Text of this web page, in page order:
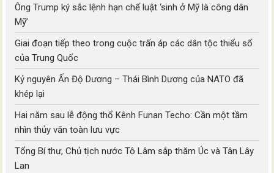
Ông Trump ký sắc lệnh hạn chế luật ‘sinh ở Mỹ là công dân
Mỹ’
Giai đoạn tiếp theo trong cuộc trấn áp các dân tộc thiểu số
của Trung Quốc
Kỷ nguyên Ấn Độ Dương – Thái Bình Dương của NATO đã
khép lại
Hai năm sau lễ động thổ Kênh Funan Techo: Cần một tầm
nhìn thủy văn toàn lưu vực
Tổng Bí thư, Chủ tịch nước Tô Lâm sắp thăm Úc và Tân Lây
Lan